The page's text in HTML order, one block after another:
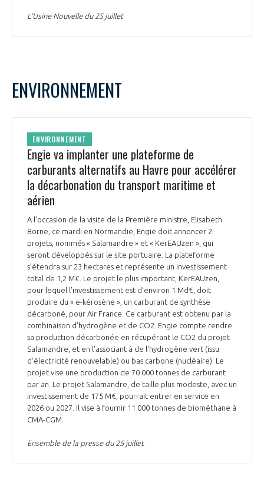
L’Usine Nouvelle du 25 juillet
ENVIRONNEMENT
ENVIRONNEMENT
Engie va implanter une plateforme de
carburants alternatifs au Havre pour accélérer
la décarbonation du transport maritime et
aérien
A l'occasion de la visite de la Première ministre, Elisabeth
Borne, ce mardi en Normandie, Engie doit annoncer 2
projets, nommés « Salamandre » et « KerEAUzen », qui
seront développés sur le site portuaire. La plateforme
s’étendra sur 23 hectares et représente un investissement
total de 1,2 M€. Le projet le plus important, KerEAUzen,
pour lequel l’investissement est d’environ 1 Md€, doit
produire du « e-kérosène », un carburant de synthèse
décarboné, pour Air France. Ce carburant est obtenu par la
combinaison d'hydrogène et de CO2. Engie compte rendre
sa production décarbonée en récupérant le CO2 du projet
Salamandre, et en l'associant à de l'hydrogène vert (issu
d'électricité renouvelable) ou bas carbone (nucléaire). Le
projet vise une production de 70 000 tonnes de carburant
par an. Le projet Salamandre, de taille plus modeste, avec un
investissement de 175 M€, pourrait entrer en service en
2026 ou 2027. Il vise à fournir 11 000 tonnes de biométhane à
CMA-CGM.
Ensemble de la presse du 25 juillet